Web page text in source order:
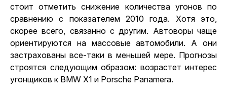
стоит отметить снижение количества угонов по
сравнению с показателем 2010 года. Хотя это,
скорее всего, связанно с другим. Автоворы чаще
ориентируются на массовые автомобили. А они
застрахованы все-таки в меньшей мере. Прогнозы
строятся следующим образом: возрастет интерес
угонщиков к BMW X1 и Porsche Panamera.